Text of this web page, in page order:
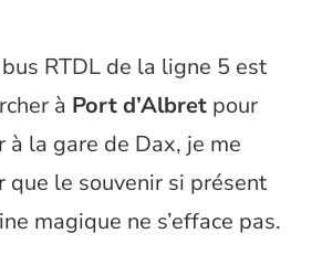
RTDL de la ligne 5 est
à Port d’Albret pour
à la gare de Dax, je me
que le souvenir si présent
magique ne s’efface pas.